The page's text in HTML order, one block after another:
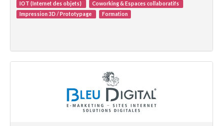
IOT (Internet des objets)
Coworking & Espaces collaboratifs
Impression 3D / Prototypage
Formation